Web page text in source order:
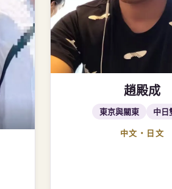
趙殿成
東京與關東 中日
中文・日文